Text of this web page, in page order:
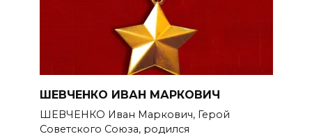
ШЕВЧЕНКО ИВАН МАРКОВИЧ
ШЕВЧЕНКО Иван Маркович, Герой
Советского Союза, родился